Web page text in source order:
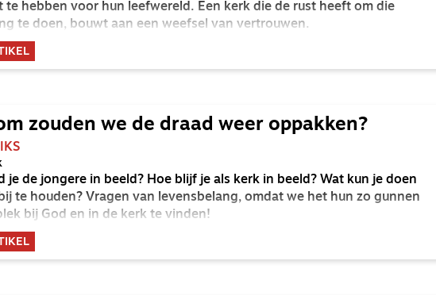
te hebben voor hun leefwereld. Een kerk die de rust heeft om die
te doen, bouwt aan een weefsel van vertrouwen.
zouden we de draad weer oppakken?
je de jongere in beeld? Hoe blijf je als kerk in beeld? Wat kun je doen
te houden? Vragen van levensbelang, omdat we het hun zo gunnen
bij God en in de kerk te vinden!